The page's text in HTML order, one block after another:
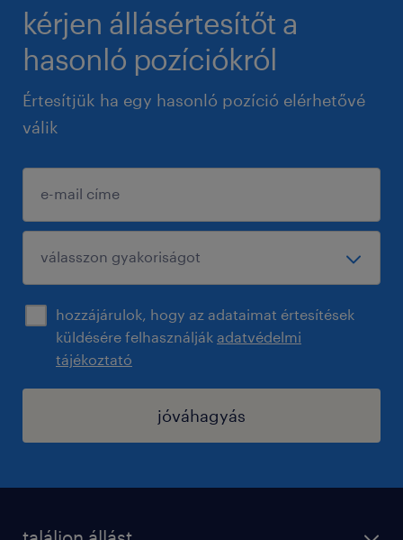
kérjen állásértesítőt a
hasonló pozíciókról
Értesítjük ha egy hasonló pozíció elérhetővé
válik
hozzájárulok, hogy az adataimat értesítések
küldésére felhasználják adatvédelmi
tájékoztató
jóváhagyás